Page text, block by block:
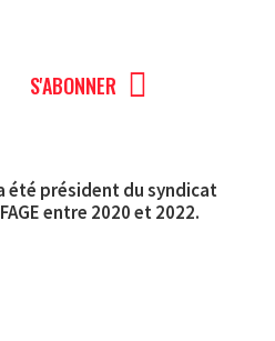
S'ABONNER
été président du syndicat
entre 2020 et 2022.